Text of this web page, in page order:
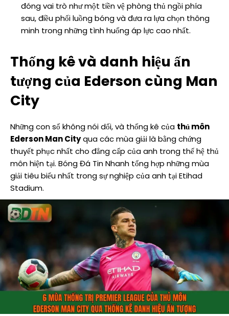
đóng vai trò như một tiền vệ phòng thủ ngồi phía
sau, điều phối luồng bóng và đưa ra lựa chọn thông
minh trong những tình huống áp lực cao nhất.
Thống kê và danh hiệu ấn
tượng của Ederson cùng Man
City
Những con số không nói dối, và thống kê của thủ môn
Ederson Man Cityqua các mùa giải là bằng chứng
thuyết phục nhất cho đẳng cấp của anh trong thế hệ thủ
môn hiện tại. Bóng Đá Tin Nhanh tổng hợp những mùa
giải tiêu biểu nhất trong sự nghiệp của anh tại Etihad
Stadium.